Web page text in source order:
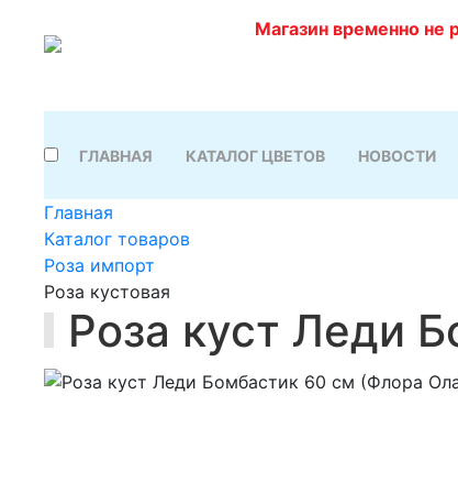
Магазин временно не
ГЛАВНАЯ КАТАЛОГ ЦВЕТОВ НОВОСТИ
Главная
Каталог товаров
Роза импорт
Роза кустовая
Роза куст Леди